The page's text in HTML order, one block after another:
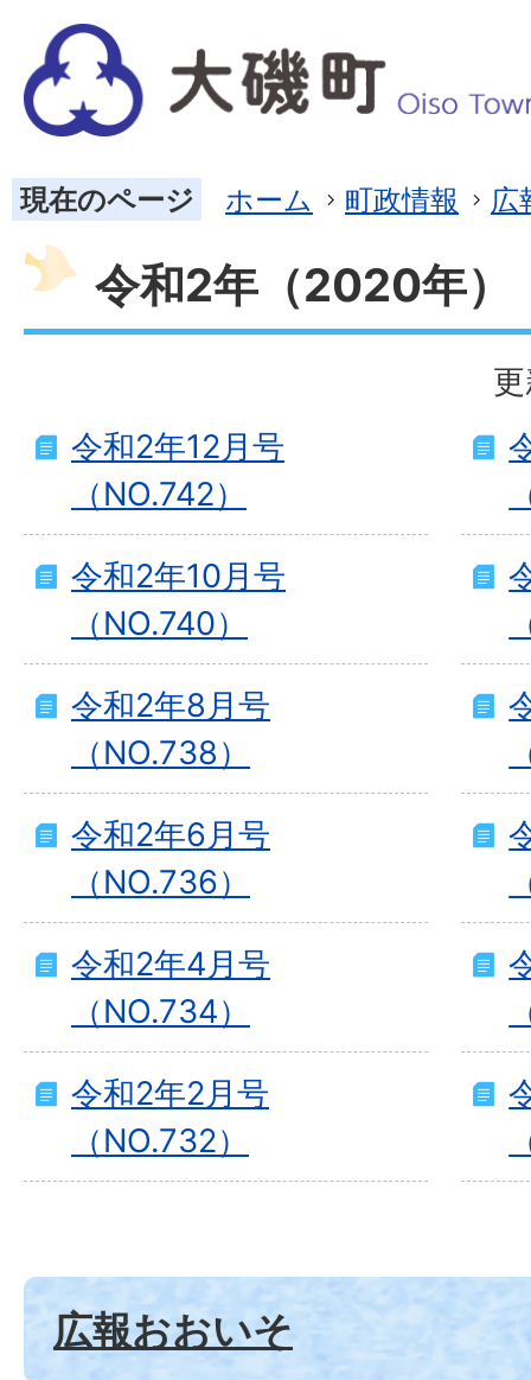
現在のページ ホーム 町政情報 広
令和2年（2020年）
令和2年12月号
（NO.742）
令和2年10月号
（NO.740）
令和2年8月号
（NO.738）
令和2年6月号
（NO.736）
令和2年4月号
（NO.734）
令和2年2月号
（NO.732）
広報おおいそ